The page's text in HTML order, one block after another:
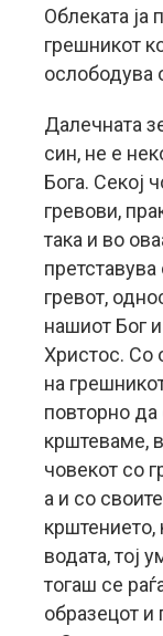
Облеката ја
грешникот
ослободува
Далечната
син, не е
Бога. Секој
гревови,
така и во
гревот,
нашиот Бог
Христос. Со
на
повторно да
крштеваме,
човекот со
а и со
крштението,
водата, тој
тогаш се
образецот и